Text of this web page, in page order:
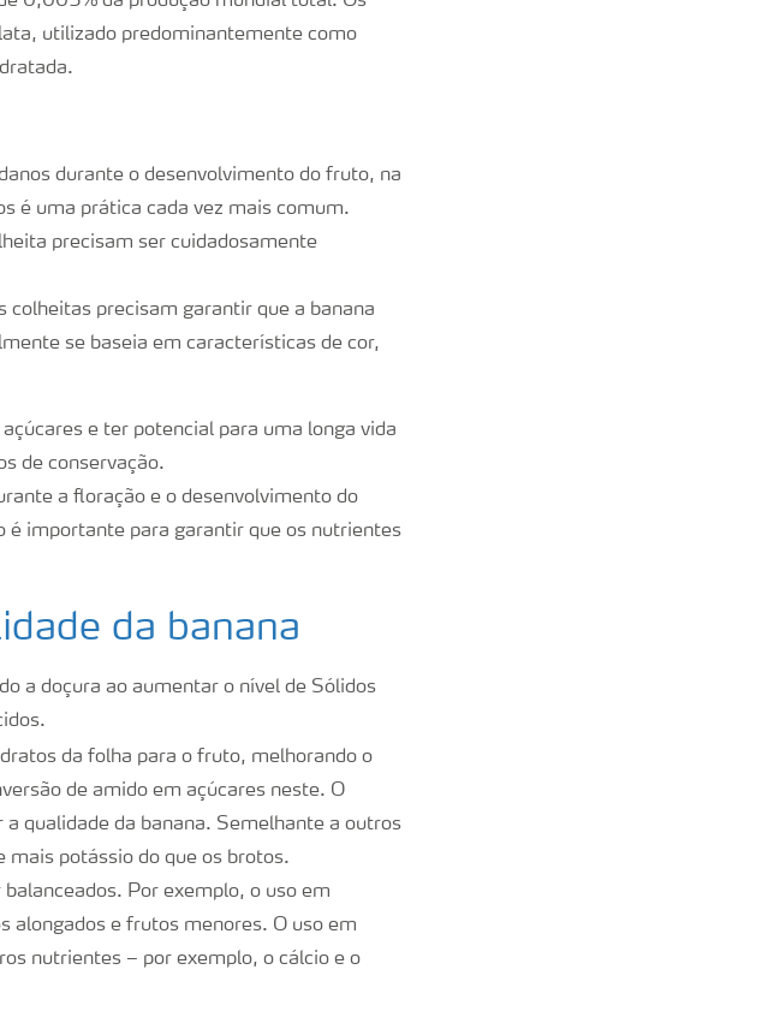
utilizado predominantemente como
durante o desenvolvimento do fruto, na
é uma prática cada vez mais comum.
precisam ser cuidadosamente
colheitas precisam garantir que a banana
se baseia em características de cor,
e ter potencial para uma longa vida
de conservação.
a floração e o desenvolvimento do
é importante para garantir que os nutrientes
da banana
a doçura ao aumentar o nível de Sólidos
da folha para o fruto, melhorando o
de amido em açúcares neste. O
qualidade da banana. Semelhante a outros
potássio do que os brotos.
Por exemplo, o uso em
alongados e frutos menores. O uso em
nutrientes – por exemplo, o cálcio e o